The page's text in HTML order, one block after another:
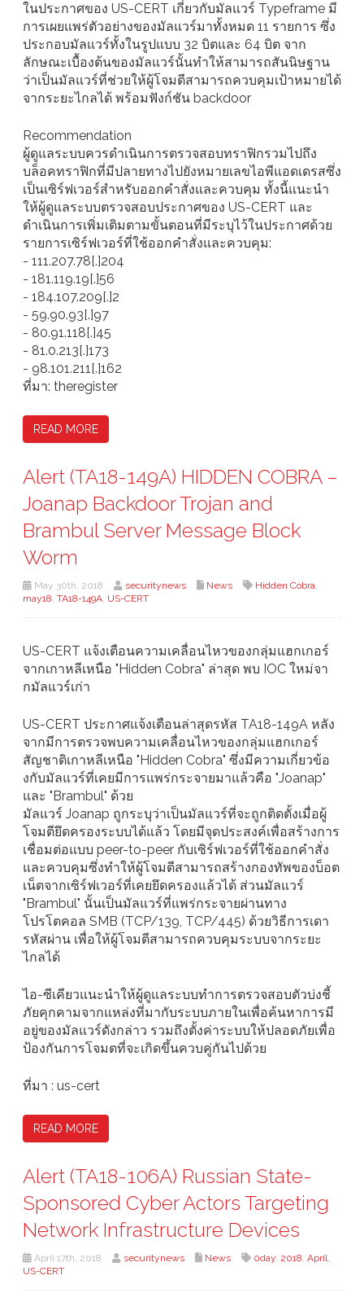
ในประกาศของ US-CERT เกี่ยวกับมัลแวร์ Typeframe มี
การเผยแพร่ตัวอย่างของมัลแวร์มาทั้งหมด 11 รายการ ซึ่ง
ประกอบมัลแวร์ทั้งในรูปแบบ 32 บิตและ 64 บิต จาก
ลักษณะเบื้องต้นของมัลแวร์นั้นทำให้สามารถสันนิษฐาน
ว่าเป็นมัลแวร์ที่ช่วยให้ผู้โจมตีสามารถควบคุมเป้าหมายได้
จากระยะไกลได้ พร้อมฟังก์ชัน backdoor
Recommendation
ผู้ดูแลระบบควรดำเนินการตรวจสอบทราฟิกรวมไปถึง
บล็อคทราฟิกที่มีปลายทางไปยังหมายเลขไอพีแอดเดรสซึ่ง
เป็นเซิร์ฟเวอร์สำหรับออกคำสั่งและควบคุม ทั้งนี้แนะนำ
ให้ผู้ดูแลระบบตรวจสอบประกาศของ US-CERT และ
ดำเนินการเพิ่มเติมตามขั้นตอนที่มีระบุไว้ในประกาศด้วย
รายการเซิร์ฟเวอร์ที่ใช้ออกคำสั่งและควบคุม:
- 111.207.78[.]204
- 181.119.19[.]56
- 184.107.209[.]2
- 59.90.93[.]97
- 80.91.118[.]45
- 81.0.213[.]173
- 98.101.211[.]162
ที่มา: theregister
READ MORE
Alert (TA18-149A) HIDDEN COBRA –
Joanap Backdoor Trojan and
Brambul Server Message Block
Worm
May 30th, 2018 securitynews News Hidden Cobra,
may18, TA18-149A, US-CERT
US-CERT แจ้งเตือนความเคลื่อนไหวของกลุ่มแฮกเกอร์
จากเกาหลีเหนือ "Hidden Cobra" ล่าสุด พบ IOC ใหม่จา
กมัลแวร์เก่า
US-CERT ประกาศแจ้งเตือนล่าสุดรหัส TA18-149A หลัง
จากมีการตรวจพบความเคลื่อนไหวของกลุ่มแฮกเกอร์
สัญชาติเกาหลีเหนือ "Hidden Cobra" ซึ่งมีความเกี่ยวข้อ
งกับมัลแวร์ที่เคยมีการแพร่กระจายมาแล้วคือ "Joanap"
และ "Brambul" ด้วย
มัลแวร์ Joanap ถูกระบุว่าเป็นมัลแวร์ที่จะถูกติดตั้งเมื่อผู้
โจมตียึดครองระบบได้แล้ว โดยมีจุดประสงค์เพื่อสร้างการ
เชื่อมต่อแบบ peer-to-peer กับเซิร์ฟเวอร์ที่ใช้ออกคำสั่ง
และควบคุมซึ่งทำให้ผู้โจมตีสามารถสร้างกองทัพของบ็อต
เน็ตจากเซิร์ฟเวอร์ที่เคยยึดครองแล้วได้ ส่วนมัลแวร์
"Brambul" นั้นเป็นมัลแวร์ที่แพร่กระจายผ่านทาง
โปรโตคอล SMB (TCP/139, TCP/445) ด้วยวิธีการเดา
รหัสผ่าน เพื่อให้ผู้โจมตีสามารถควบคุมระบบจากระยะ
ไกลได้
ไอ-ซีเคียวแนะนำให้ผู้ดูแลระบบทำการตรวจสอบตัวบ่งชี้
ภัยคุกคามจากแหล่งที่มากับระบบภายในเพื่อค้นหาการมี
อยู่ของมัลแวร์ดังกล่าว รวมถึงตั้งค่าระบบให้ปลอดภัยเพื่อ
ป้องกันการโจมตที่จะเกิดขึ้นควบคู่กันไปด้วย
ที่มา : us-cert
READ MORE
Alert (TA18-106A) Russian State-
Sponsored Cyber Actors Targeting
Network Infrastructure Devices
April 17th, 2018 securitynews News 0day, 2018, April,
US-CERT